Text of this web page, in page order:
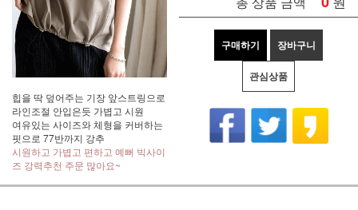
힙을 딱 덮어주는 기장 앞스트링으로
라인조절 안입은듯 가볍고 시원
여유있는 사이즈와 체형을 커버하는
핏으로 77반까지 강추
시원하고 가볍고 편하고 예뻐 빅사이
즈 강력추천 주문 많아요~
구매하기 장바구니
관심상품